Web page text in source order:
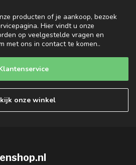
producten of je aankoop, bezoek
Hier vindt u onze
op veelgestelde vragen en
met ons in contact te komen..
onze winkel